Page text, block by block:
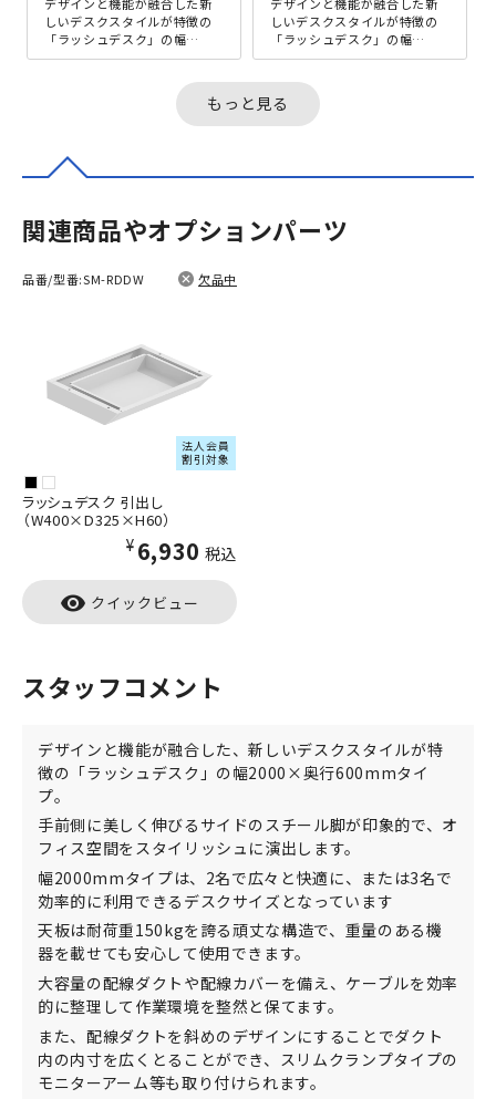
しいデスクスタイルが特徴の
「ラッシュデスク」の幅
2000mm×奥行700mmタイ
しいデスクスタイルが特徴の
「ラッシュデスク」の幅
2400mm×奥行700mmタイ
サイドの...
もっと見る
関連商品やオプションパーツ
品番/型番:SM-RDDW 欠品中
法人会員
割引対象
ラッシュデスク 引出し
（W400×D325×H60）
¥6,930 税込
visibility クイックビュー
スタッフコメント
デザインと機能が融合した、新しいデスクスタイルが特
徴の「ラッシュデスク」の幅2000×奥行600mmタイ
プ。
手前側に美しく伸びるサイドのスチール脚が印象的で、オ
フィス空間をスタイリッシュに演出します。
幅2000mmタイプは、2名で広々と快適に、または3名で
効率的に利用できるデスクサイズとなっています
天板は耐荷重150kgを誇る頑丈な構造で、重量のある機
器を載せても安心して使用できます。
大容量の配線ダクトや配線カバーを備え、ケーブルを効率
的に整理して作業環境を整然と保てます。
また、配線ダクトを斜めのデザインにすることでダクト
内の内寸を広くとることができ、スリムクランプタイプの
モニターアーム等も取り付けられます。